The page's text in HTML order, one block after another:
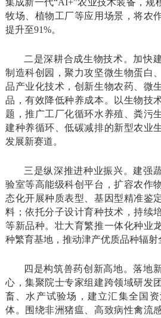
集成新一代“AI+”农业技术装备，规
牧场、植物工厂等应用场景，将农
提升至91%。
二是深耕合成生物技术。加快
制造科创园，聚力攻坚微生物蛋白
品产业化技术，创新生物农药、微
品，有效降低种养成本。以生物技
题，推广工厂化循环水养殖、粪污
建种养循环、低碳减排的新型农业
发展新赛道。
三是纵深推进种业振兴。建强
验室等高能级科创平台，扩容农作
态化开展种质表型、基因型精准鉴
料；依托分子设计育种技术，持续
等新品种。壮大育繁推一体化种业
种繁育基地，推动津产优质品种辐射
四是构筑兽药创新高地。落地
心，集聚院士专家组建跨领域研发
畜、水产试验场，建立汇集全国
体。围绕非洲猪瘟、高致病性禽流